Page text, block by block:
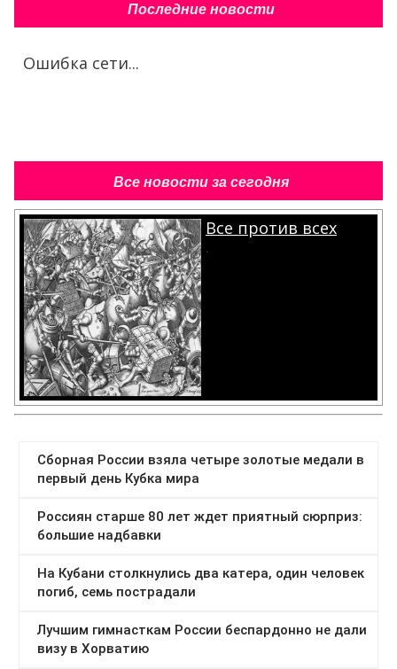
Последние новости
Ошибка сети...
Все новости за сегодня
Все против всех
.